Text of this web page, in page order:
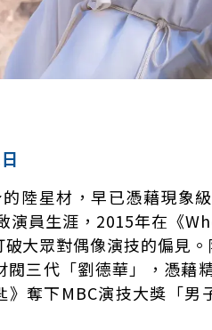
陸星材，早已憑藉現象
演員生涯，2015年在《
大眾對偶像演技的偏見
三代「劉德華」，憑藉
》奪下MBC演技大獎「